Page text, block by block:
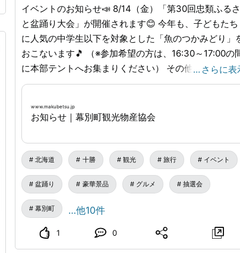
イベントのお知らせ📣 8/14（金）「第30回忠類ふるさ
と盆踊り大会」が開催されます😊 今年も、子どもたち
に人気の中学生以下を対象とした「魚のつかみどり」
おこないます🎵 （※参加希望の方は、16:30～17:00の
に本部テントへお集まりください） その他にも、参加
賞がもらえる子ども盆踊りや、豪華賞品が当たる仮装
😍 お祭りの最後には、パンまきやお楽しみ抽選会もご
1,000名様（1人1枚）に配布いたします） ぜひご家族や
友人同士、お誘い合わせの上、楽しい夏の夜を過ごしま
しょう！🤗 🔶日時：令和８年８月14日（金）17:00～ ※
小雨決行（荒天時は状況により中止する場合がありま
す） 🔶会場：忠類ふれあいセンター福寿特設会場 🔶お
問い合わせ先：第30回忠類ふるさと盆踊り大会実行委
員会 （忠類総合支所地域振興課内）TEL：01558-8-
2111www.makubetsu.jp...
… さらに表
www.makubetsu.jp
お知らせ｜幕別町観光物産協会
北海道 十勝 観光 旅行 イベント
盆踊り 豪華景品 グルメ 抽選会
幕別町 …他10件
1 0